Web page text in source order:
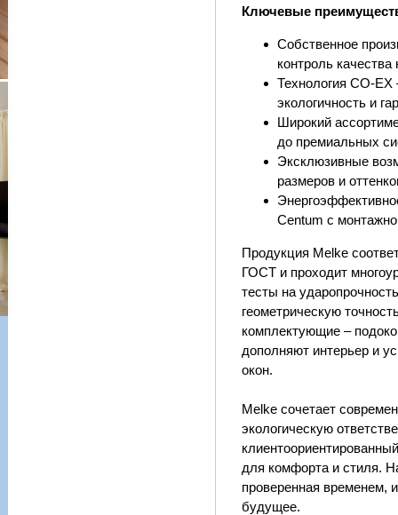
Ключевые
Собственное
контроль
Технология CO-
экологичность и
Широкий
до премиальных
Эксклюзивные
размеров и
Centum с
Продукция Melke
ГОСТ и проходит
тесты на
геометрическую
комплектующие –
дополняют интерьер и
окон.
Melke сочетает
экологическую
для комфорта и стиля.
проверенная временем,
будущее.